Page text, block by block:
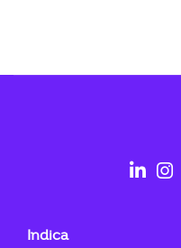
Indica